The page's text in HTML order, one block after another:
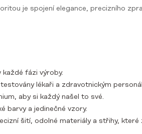
je spojení elegance, precizního
fázi výroby.
lékaři a zdravotnickým
aby si každý našel to své.
barvy a jedinečné vzory.
šití, odolné materiály a střihy,